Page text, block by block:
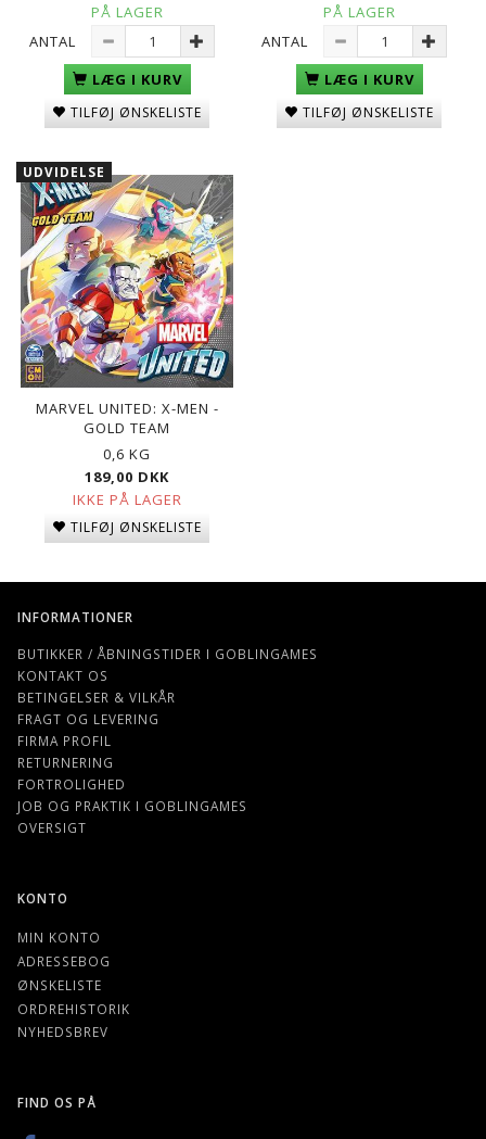
PÅ LAGER
ANTAL
LÆG I KURV
TILFØJ ØNSKELISTE
PÅ LAGER
ANTAL
LÆG I KURV
TILFØJ ØNSKELISTE
UDVIDELSE
MARVEL UNITED: X-MEN -
GOLD TEAM
0,6 KG
189,00 DKK
IKKE PÅ LAGER
TILFØJ ØNSKELISTE
INFORMATIONER
BUTIKKER / ÅBNINGSTIDER I GOBLINGAMES
KONTAKT OS
BETINGELSER & VILKÅR
FRAGT OG LEVERING
FIRMA PROFIL
RETURNERING
FORTROLIGHED
JOB OG PRAKTIK I GOBLINGAMES
OVERSIGT
KONTO
MIN KONTO
ADRESSEBOG
ØNSKELISTE
ORDREHISTORIK
NYHEDSBREV
FIND OS PÅ